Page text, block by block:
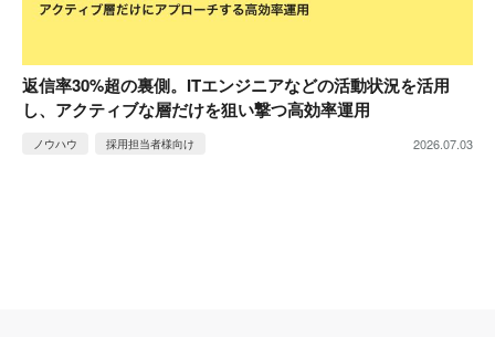
返信率30%超の裏側。ITエンジニアなどの活動状況を活用
し、アクティブな層だけを狙い撃つ高効率運用
ノウハウ 採用担当者様向け 2026.07.03